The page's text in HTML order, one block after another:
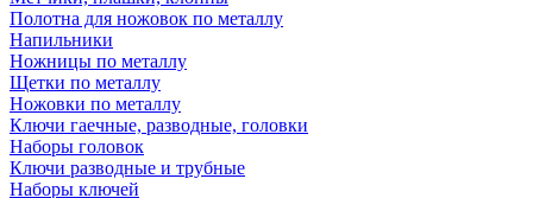
Полотна для ножовок по металлу
Напильники
Ножницы по металлу
Щетки по металлу
Ножовки по металлу
Ключи гаечные, разводные, головки
Наборы головок
Ключи разводные и трубные
Наборы ключей